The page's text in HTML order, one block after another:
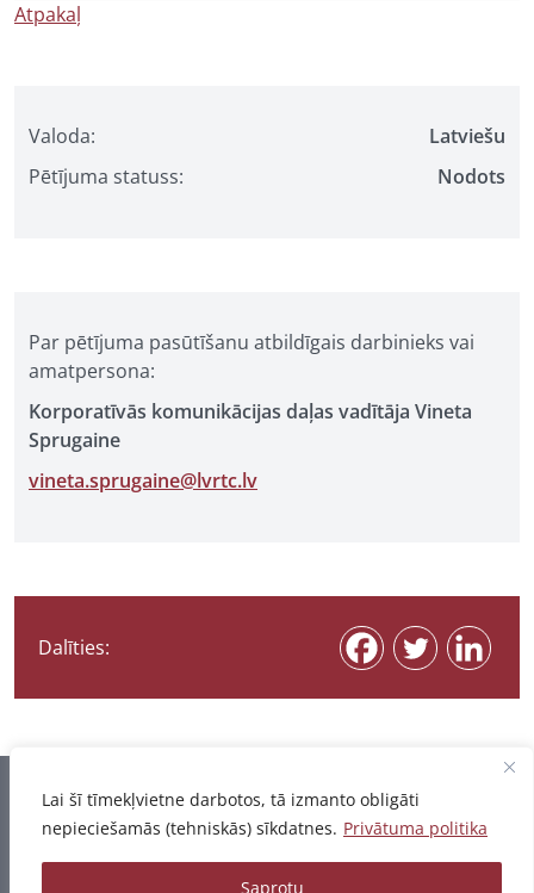
Lai šī tīmekļvietne darbotos, tā izmanto obligāti
nepieciešamās (tehniskās) sīkdatnes. Privātuma politika
Saprotu
Valoda:
Latviešu
Pētījuma statuss:
Nodots
Par pētījuma pasūtīšanu atbildīgais darbinieks vai
amatpersona:
Korporatīvās komunikācijas daļas vadītāja Vineta
Sprugaine
vineta.sprugaine@lvrtc.lv
Dalīties:
Atpakaļ
Informācija pēdējo reizi atjaunota 03.08.2026